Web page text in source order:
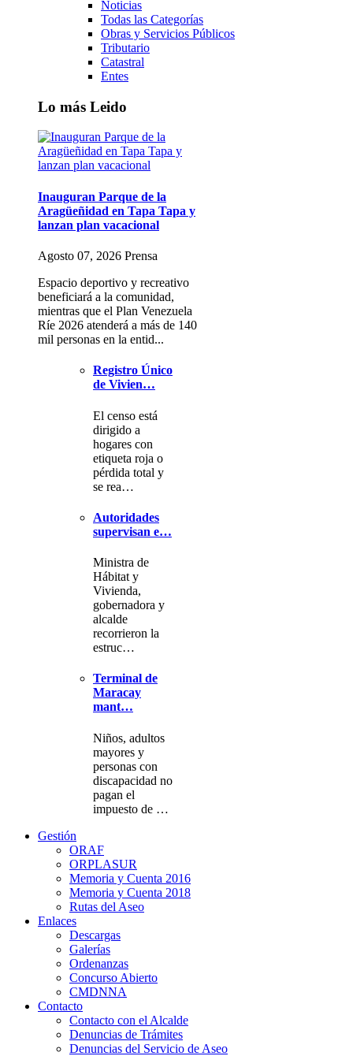
Noticias
Todas las Categorías
Obras y Servicios Públicos
Tributario
Catastral
Entes
Lo más Leido
Inauguran Parque de la
Aragüeñidad en Tapa Tapa y
lanzan plan vacacional
Agosto 07, 2026 Prensa
Espacio deportivo y recreativo
beneficiará a la comunidad,
mientras que el Plan Venezuela
Ríe 2026 atenderá a más de 140
mil personas en la entid...
Registro Único
de Vivien…
El censo está
dirigido a
hogares con
etiqueta roja o
pérdida total y
se rea…
Autoridades
supervisan e…
Ministra de
Hábitat y
Vivienda,
gobernadora y
alcalde
recorrieron la
estruc…
Terminal de
Maracay
mant…
Niños, adultos
mayores y
personas con
discapacidad no
pagan el
impuesto de …
Gestión
ORAF
ORPLASUR
Memoria y Cuenta 2016
Memoria y Cuenta 2018
Rutas del Aseo
Enlaces
Descargas
Galerías
Ordenanzas
Concurso Abierto
CMDNNA
Contacto
Contacto con el Alcalde
Denuncias de Trámites
Denuncias del Servicio de Aseo